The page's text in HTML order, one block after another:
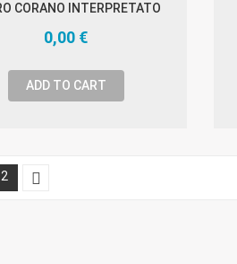
CORANO INTERPRETATO
0,00 €
ADD TO CART
2